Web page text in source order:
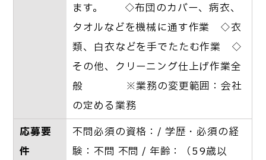
ます。 ◇布団のカバー、病衣、
タオルなどを機械に通す作業 ◇衣
類、白衣などを手でたたむ作業 ◇
その他、クリーニング仕上げ作業全
般 ※業務の変更範囲：会社
の定める業務
応募要
件
不問必須の資格：/ 学歴・必須の経
験：不問 不問 / 年齢：（59歳以